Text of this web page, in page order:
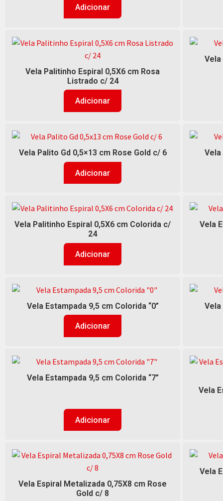
Adicionar
Vela Palitinho Espiral 0,5X6 cm Rosa
Listrado c/ 24
Adicionar
Vela
Vela Palito Gd 0,5×13 cm Rose Gold c/ 6
Adicionar
Vela
Vela Palitinho Espiral 0,5X6 cm Colorida c/
24
Adicionar
Vela
Vela Estampada 9,5 cm Colorida “0”
Adicionar
Vela
Vela Estampada 9,5 cm Colorida “7”
Adicionar
Vela
Vela Espiral Metalizada 0,75X8 cm Rose
Gold c/ 8
Vela